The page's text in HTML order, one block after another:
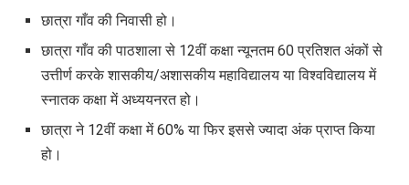
छात्रा गाँव की निवासी हो।
छात्रा गाँव की पाठशाला से 12वीं कक्षा न्यूनतम 60 प्रतिशत अंकों से
उत्तीर्ण करके शासकीय/अशासकीय महाविद्यालय या विश्वविद्यालय में
स्नातक कक्षा में अध्ययनरत हो।
छात्रा ने 12वीं कक्षा में 60% या फिर इससे ज्यादा अंक प्राप्त किया
हो।